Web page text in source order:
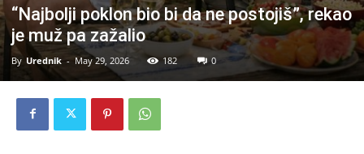
“Najbolji poklon bio bi da ne postojiš”, rekao
je muž pa zažalio
By Urednik - May 29, 2026 182 0